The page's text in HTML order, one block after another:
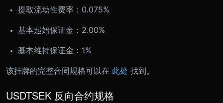
提取流动性费率：0.075%
基本起始保证金：2.00%
基本维持保证金：1%
该挂牌的完整合同规格可以在 此处 找到。
USDTSEK 反向合约规格